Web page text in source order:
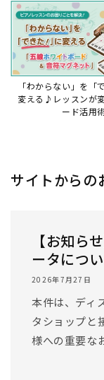
ータにつ
2026年7月27日
本件は、ディ
タショップと
様への重要な